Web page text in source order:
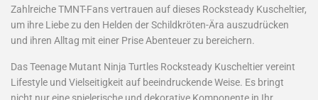
Zahlreiche TMNT-Fans vertrauen auf dieses Rocksteady Kuscheltier,
um ihre Liebe zu den Helden der Schildkröten-Ära auszudrücken
und ihren Alltag mit einer Prise Abenteuer zu bereichern.
Das Teenage Mutant Ninja Turtles Rocksteady Kuscheltier vereint
Lifestyle und Vielseitigkeit auf beeindruckende Weise. Es bringt